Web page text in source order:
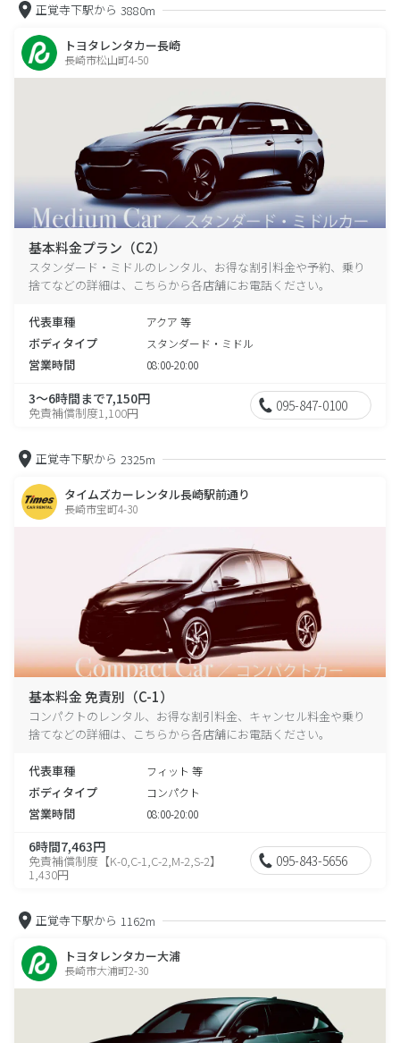
正覚寺下駅から 3880m
トヨタレンタカー長崎
長崎市松山町4-50
基本料金プラン（C2）
スタンダード・ミドルのレンタル、お得な割引料金や予約、乗り
捨てなどの詳細は、こちらから各店舗にお電話ください。
代表車種 アクア 等
ボディタイプ スタンダード・ミドル
営業時間 08:00-20:00
3～6時間まで7,150円
免責補償制度1,100円 095-847-0100
正覚寺下駅から 2325m
タイムズカーレンタル長崎駅前通り
長崎市宝町4-30
基本料金 免責別（C-1）
コンパクトのレンタル、お得な割引料金、キャンセル料金や乗り
捨てなどの詳細は、こちらから各店舗にお電話ください。
代表車種 フィット 等
ボディタイプ コンパクト
営業時間 08:00-20:00
6時間7,463円
免責補償制度【K-0,C-1,C-2,M-2,S-2】
1,430円
095-843-5656
正覚寺下駅から 1162m
トヨタレンタカー大浦
長崎市大浦町2-30